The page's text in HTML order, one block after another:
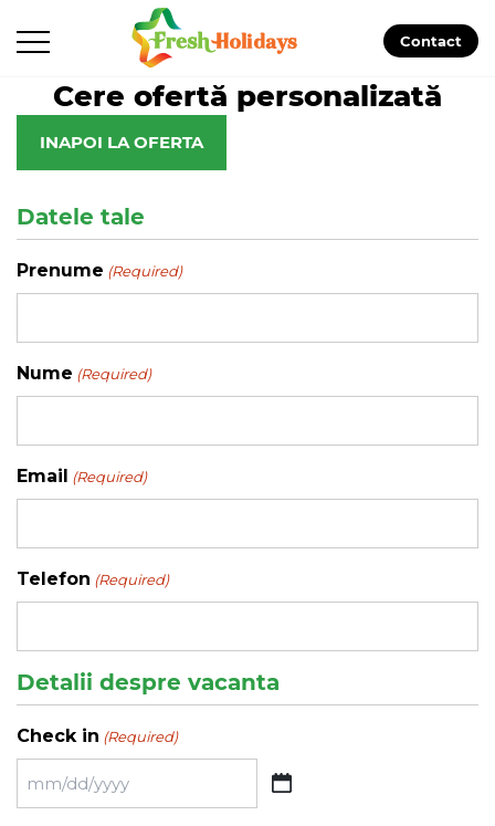
Contact
Cere ofertă personalizată
INAPOI LA OFERTA
Datele tale
Prenume (Required)
Nume (Required)
Email (Required)
Telefon (Required)
Detalii despre vacanta
Check in (Required)
MM